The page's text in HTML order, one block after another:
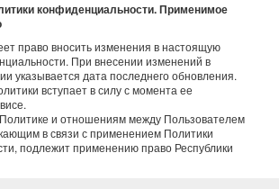
конфиденциальности. Применимое
право вносить изменения в настоящую
При внесении изменений в
указывается дата последнего обновления.
вступает в силу с момента ее
и отношениям между Пользователем
в связи с применением Политики
подлежит применению право Республики